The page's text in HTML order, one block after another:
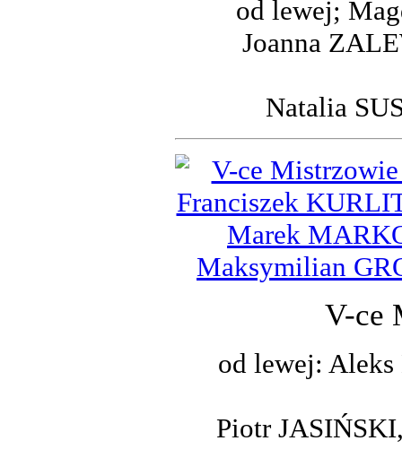
od lewej;
Joanna
Natalia
V-ce
od lewej:
Piotr